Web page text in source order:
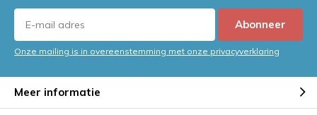
Abonneer
Onze mailing is in overeenstemming met onze privacyverklaring
Meer informatie